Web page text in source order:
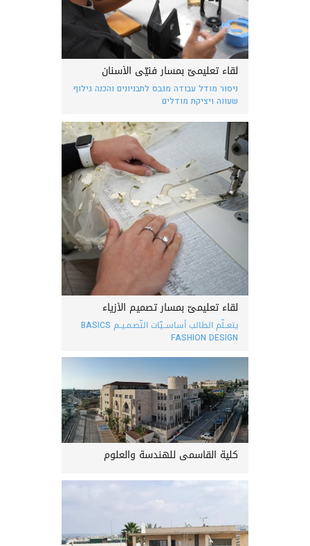
لقاء تعليميّ بمسار فنيّي الأسنان
ניסור מודל עבודה מגבס לתבניונים והכנה גילוף
שעווה ויציקת מודלים
لقاء تعليميّ بمسار تصميم الأزياء
يتعــلّم الطالب أساســيّات التّصـمـيــم BASICS
FASHION DESIGN
كلية القاسمي للهندسة والعلوم